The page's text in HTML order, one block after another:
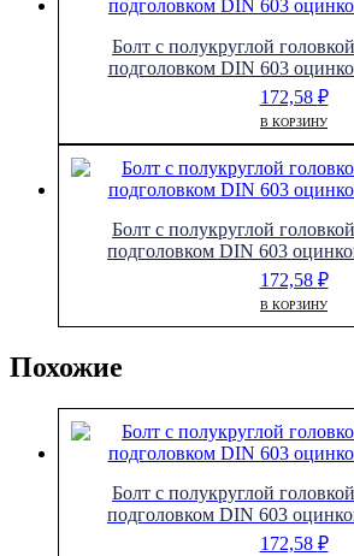
Болт с полукруглой
подголовком DIN 603
172,58 ₽
В КОРЗИНУ
Болт с полукруглой
подголовком DIN 603
172,58 ₽
В КОРЗИНУ
Похожие
Болт с полукруглой
подголовком DIN 603
172,58 ₽